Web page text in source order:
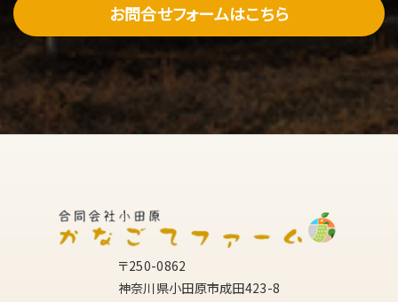
お問合せフォームはこちら
〒250-0862
神奈川県小田原市成田423-8